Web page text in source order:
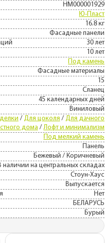
НМ000001929
Ю-Пласт
16.8 кг
Фасадные панели
30 лет
10 лет
Под камень
Фасадные материалы
15
Сланец
45 календарных дней
Виниловый
/ Для цоколя / Для дачного
дома / Лофт и минимализм
Под мелкий камень
Панель
Бежевый / Коричневый
наличии на центральных складах
Стоун-Хаус
Выпускается
Нет
БЕЛАРУСЬ
Бурый